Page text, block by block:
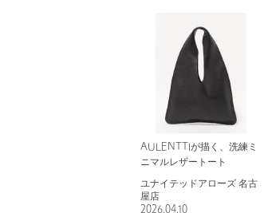
AULENTTIが描く、洗練ミ
ニマルレザートート
ユナイテッドアローズ 名古
屋店
2026.04.10